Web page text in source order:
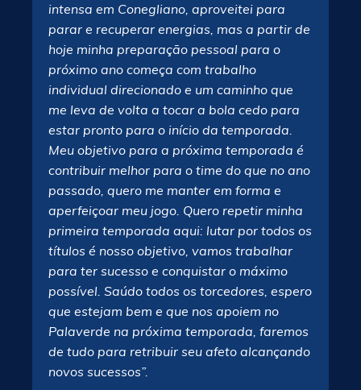
intensa em Conegliano, aproveitei para
parar e recuperar energias, mas a partir de
hoje minha preparação pessoal para o
próximo ano começa com trabalho
individual direcionado e um caminho que
me leva de volta a tocar a bola cedo para
estar pronto para o início da temporada.
Meu objetivo para a próxima temporada é
contribuir melhor para o time do que no ano
passado, quero me manter em forma e
aperfeiçoar meu jogo. Quero repetir minha
primeira temporada aqui: lutar por todos os
títulos é nosso objetivo, vamos trabalhar
para ter sucesso e conquistar o máximo
possível. Saúdo todos os torcedores, espero
que estejam bem e que nos apoiem no
Palaverde na próxima temporada, faremos
de tudo para retribuir seu afeto alcançando
novos sucessos”.